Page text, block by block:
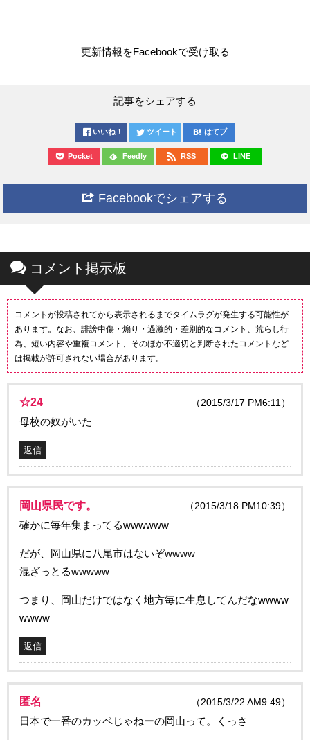
更新情報をFacebookで受け取る
記事をシェアする
いいね！ ツイート はてブ
Pocket Feedly RSS LINE
Facebookでシェアする
コメント掲示板
コメントが投稿されてから表示されるまでタイムラグが発生する可能性が
あります。なお、誹謗中傷・煽り・過激的・差別的なコメント、荒らし行
為、短い内容や重複コメント、そのほか不適切と判断されたコメントなど
は掲載が許可されない場合があります。
☆24 （2015/3/17 PM6:11）
母校の奴がいた
返信
岡山県民です。 （2015/3/18 PM10:39）
確かに毎年集まってるwwwwww
だが、岡山県に八尾市はないぞwwww
混ざっとるwwwww
つまり、岡山だけではなく地方毎に生息してんだなwwww
wwww
返信
匿名 （2015/3/22 AM9:49）
日本で一番のカッペじゃねーの岡山って。くっさ